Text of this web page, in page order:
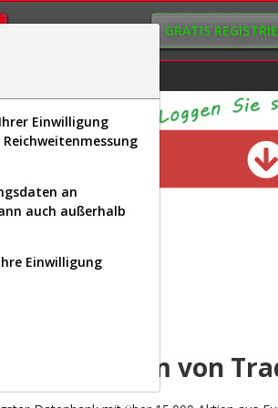
GRATIS
verfügbar
Plattform von
Einwilligung
an
auch außerhalb
Einwilligung